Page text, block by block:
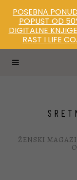
ŽENSKI
POSEBNA
POPUST OD
DIGITALNE
RAST I LIFE
Save